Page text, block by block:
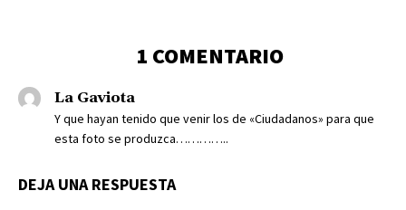
1 COMENTARIO
La Gaviota
Y que hayan tenido que venir los de «Ciudadanos» para que
esta foto se produzca…………..
DEJA UNA RESPUESTA